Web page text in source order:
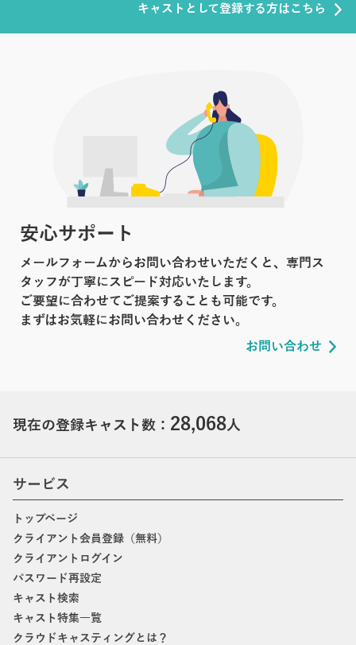
キャストとして登録する方はこちら
安心サポート
メールフォームからお問い合わせいただくと、専門ス
タッフが丁寧にスピード対応いたします。
ご要望に合わせてご提案することも可能です。
まずはお気軽にお問い合わせください。
お問い合わせ
現在の登録キャスト数： 28,068人
サービス
トップページ
クライアント会員登録（無料）
クライアントログイン
パスワード再設定
キャスト検索
キャスト特集一覧
クラウドキャスティングとは？